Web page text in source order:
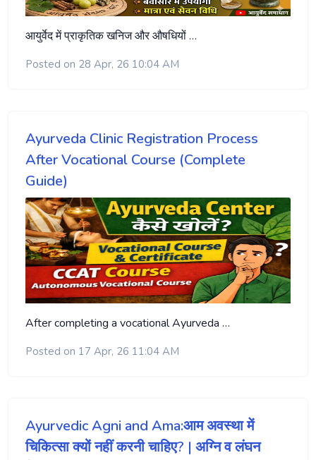
आयुर्वेद में प्राकृतिक खनिज और औषधियों …
Posted on 28 Apr, 26 10:04 AM
Ayurveda Clinic Registration Process
After Vocational Course (Complete
Guide)
After completing a vocational Ayurveda …
Posted on 17 Apr, 26 11:04 AM
Ayurvedic Agni and Ama:आम अवस्था में
चिकित्सा क्यों नहीं करनी चाहिए? | अग्नि व लंघन